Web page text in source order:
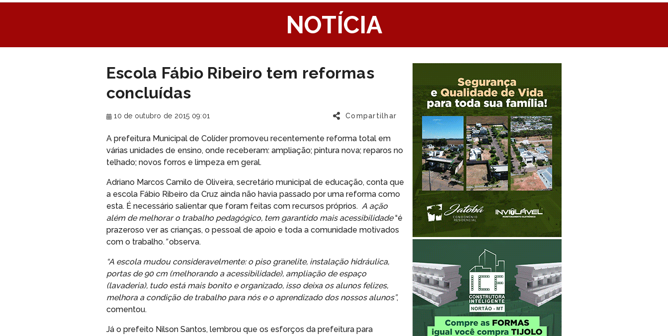
NOTÍCIA
Escola Fábio Ribeiro tem reformas
concluídas
10 de outubro de 2015 09:01 Compartilhar
A prefeitura Municipal de Colíder promoveu recentemente reforma total em
várias unidades de ensino, onde receberam: ampliação; pintura nova; reparos no
telhado; novos forros e limpeza em geral.
Adriano Marcos Camilo de Oliveira, secretário municipal de educação, conta que
a escola Fábio Ribeiro da Cruz ainda não havia passado por uma reforma como
esta. É necessário salientar que foram feitas com recursos próprios. A ação
além de melhorar o trabalho pedagógico, tem garantido mais acessibilidade“é
prazeroso ver as crianças, o pessoal de apoio e toda a comunidade motivados
com o trabalho.”observa.
“A escola mudou consideravelmente: o piso granelite, instalação hidráulica,
portas de 90 cm (melhorando a acessibilidade), ampliação de espaço
(lavaderia), tudo está mais bonito e organizado, isso deixa os alunos felizes,
melhora a condição de trabalho para nós e o aprendizado dos nossos alunos”,
comentou.
Já o prefeito Nilson Santos, lembrou que os esforços da prefeitura para